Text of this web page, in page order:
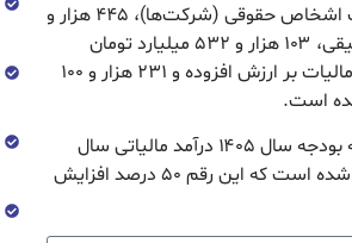
از این رقم، ۱۱۸۳ هزار ۳۹۹ میلیارد تومان مالیات اشخاص حقوقی (شرکت‌ها)، ۴۴۵ هزار و
۷۶۷ میلیارد تومان مالیات بر درآمد اشخاص حقیقی، ۱۰۳ هزار و ۵۳۲ میلیارد تومان
مالیات بر ثروت، ۹۹۷ هزار و ۳۰۰ میلیارد تومان مالیات بر ارزش افزوده و ۲۳۱ هزار و ۱۰۰
شده است.
بنابراین بدون احتساب عوارض واردات، در لایحه بودجه سال ۱۴۰۵ درآمد مالیاتی سال
آینده ۲ هزار و ۷۳۰ هزار میلیارد تومان پیشنهاد شده است که این رقم ۵۰ درصد افزایش